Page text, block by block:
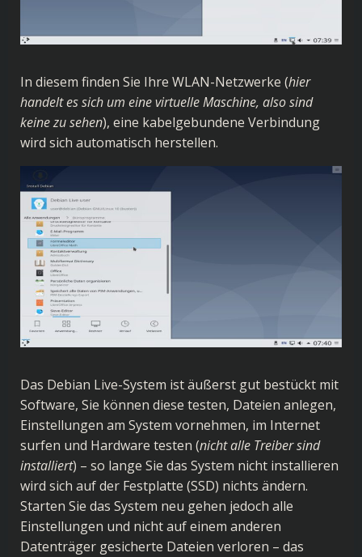
In diesem finden Sie Ihre WLAN-Netzwerke (hier
handelt es sich um eine virtuelle Maschine, also sind
keine zu sehen), eine kabelgebundene Verbindung
wird sich automatisch herstellen.
Das Debian Live-System ist äußerst gut bestückt mit
Software, Sie können diese testen, Dateien anlegen,
Einstellungen am System vornehmen, im Internet
surfen und Hardware testen (nicht alle Treiber sind
installiert) – so lange Sie das System nicht installieren
wird sich auf der Festplatte (SSD) nichts ändern.
Starten Sie das System neu gehen jedoch alle
Einstellungen und nicht auf einem anderen
Datenträger gesicherte Dateien verloren – das